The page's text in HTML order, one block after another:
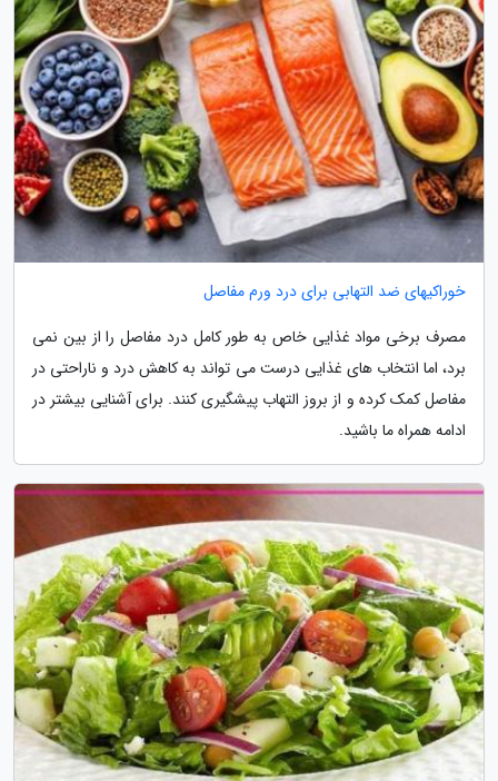
خوراکیهای ضد التهابی برای درد ورم مفاصل
مصرف برخی مواد غذایی خاص به طور کامل درد مفاصل را از بین نمی
برد، اما انتخاب های غذایی درست می تواند به کاهش درد و ناراحتی در
مفاصل کمک کرده و از بروز التهاب پیشگیری کنند. برای آشنایی بیشتر در
ادامه همراه ما باشید.